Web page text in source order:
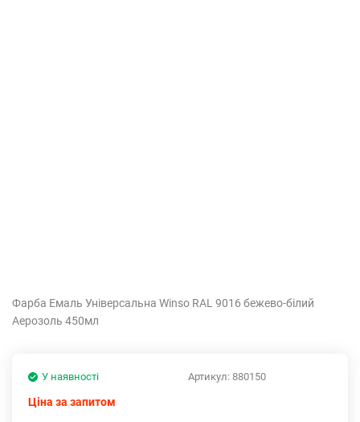
Фарба Емаль Універсальна Winso RAL 9016 бежево-білий
Аерозоль 450мл
Артикул: 880150
У наявності
Ціна за запитом